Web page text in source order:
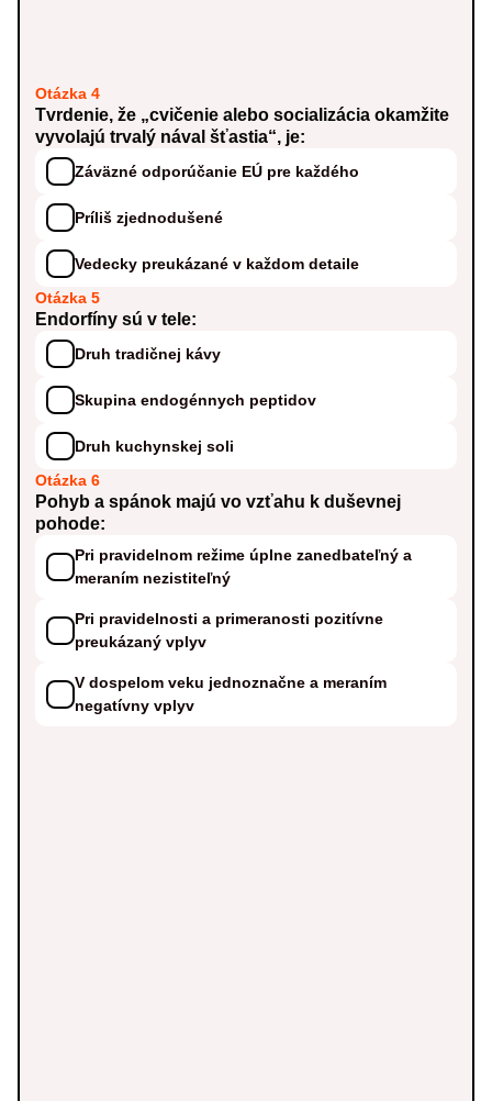
Otázka 4
Tvrdenie, že „cvičenie alebo socializácia okamžite
vyvolajú trvalý nával šťastia“, je:
Záväzné odporúčanie EÚ pre každého
Príliš zjednodušené
Vedecky preukázané v každom detaile
Otázka 5
Endorfíny sú v tele:
Druh tradičnej kávy
Skupina endogénnych peptidov
Druh kuchynskej soli
Otázka 6
Pohyb a spánok majú vo vzťahu k duševnej
pohode:
Pri pravidelnom režime úplne zanedbateľný a
meraním nezistiteľný
Pri pravidelnosti a primeranosti pozitívne
preukázaný vplyv
V dospelom veku jednoznačne a meraním
negatívny vplyv